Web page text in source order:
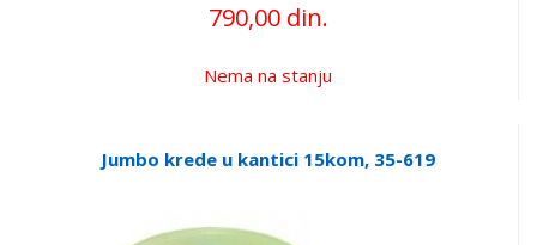
790,00 din.
Nema na stanju
Jumbo krede u kantici 15kom, 35-619